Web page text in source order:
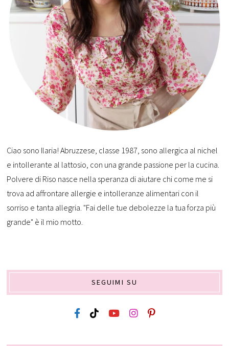
Ciao sono Ilaria! Abruzzese, classe 1987, sono allergica al nichel
e intollerante al lattosio, con una grande passione per la cucina.
Polvere di Riso nasce nella speranza di aiutare chi come me si
trova ad affrontare allergie e intolleranze alimentari con il
sorriso e tanta allegria. "Fai delle tue debolezze la tua forza più
grande" è il mio motto.
SEGUIMI SU